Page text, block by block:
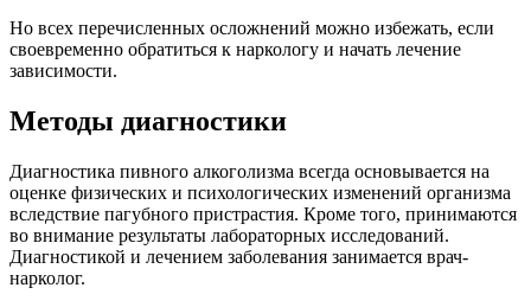
Но всех перечисленных осложнений можно избежать, если
своевременно обратиться к наркологу и начать лечение
зависимости.
Методы диагностики
Диагностика пивного алкоголизма всегда основывается на
оценке физических и психологических изменений организма
вследствие пагубного пристрастия. Кроме того, принимаются
во внимание результаты лабораторных исследований.
Диагностикой и лечением заболевания занимается врач-
нарколог.